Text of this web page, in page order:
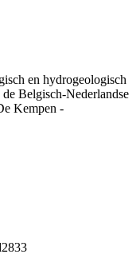
en hydrogeologisch
Belgisch-Nederlandse
Kempen -